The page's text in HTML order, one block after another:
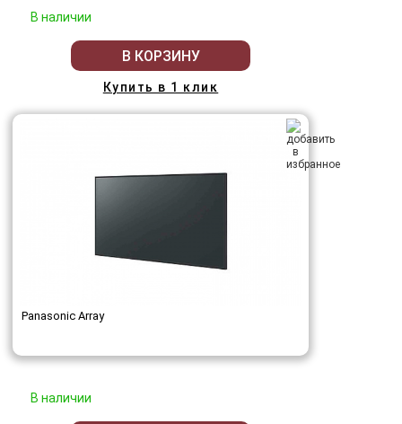
В наличии
В КОРЗИНУ
Купить в 1 клик
Panasonic Array
В наличии